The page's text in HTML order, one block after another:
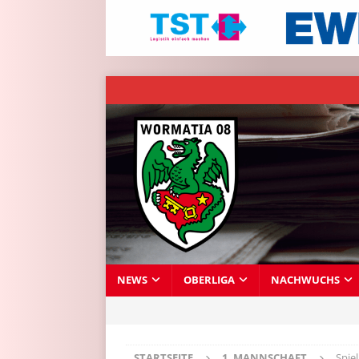
NEWS OBERLIGA NACHWUCHS